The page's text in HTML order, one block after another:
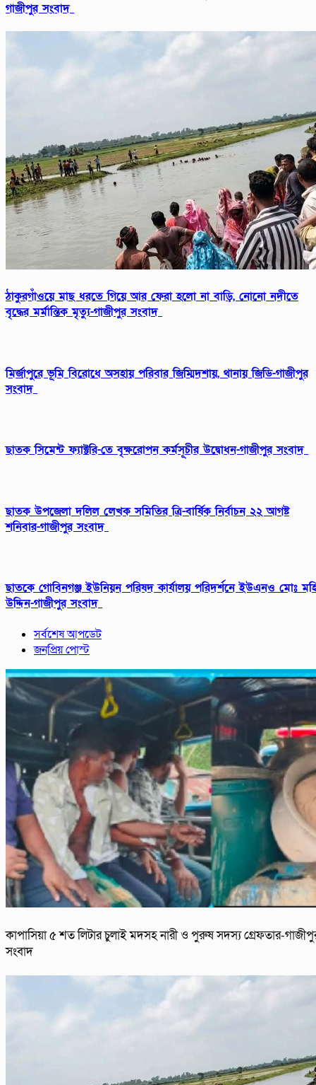
গাজীপুর সংবাদ
ঠাকুরগাঁওয়ে মাছ ধরতে গিয়ে আর ফেরা হলো না বাড়ি, নোনো নদীতে
বৃদ্ধের মর্মান্তিক মৃত্যু-গাজীপুর সংবাদ
মির্জাপুরে ভূমি বিরোধে অসহায় পরিবার জিম্মিদশায়, থানায় জিডি-গাজীপুর
সংবাদ
ছাতক সিমেন্ট ফ্যাক্টরি-তে বৃক্ষরোপন কর্মসূচীর উদ্বোধন-গাজীপুর সংবাদ
ছাতক উপজেলা দলিল লেখক সমিতির ত্রি-বার্ষিক নির্বাচন ২২ আগষ্ট
শনিবার-গাজীপুর সংবাদ
ছাতকে গোবিনগঞ্জ ইউনিয়ন পরিষদ কার্যালয় পরিদর্শনে ইউএনও মোঃ
উদ্দিন-গাজীপুর সংবাদ
সর্বশেষ আপডেট
জনপ্রিয় পোস্ট
কাপাসিয়া ৫ শত লিটার চুলাই মদসহ নারী ও পুরুষ সদস্য গ্রেফতার-
সংবাদ